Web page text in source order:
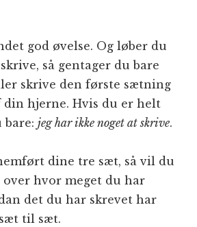
god øvelse. Og løber du
så gentager du bare
skrive den første sætning
hjerne. Hvis du er helt
bare:jeg har ikke noget at skrive.
dine tre sæt, så vil du
over hvor meget du har
det du har skrevet har
til sæt.